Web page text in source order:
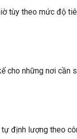
tùy theo mức độ
cho những nơi cần
định lượng theo